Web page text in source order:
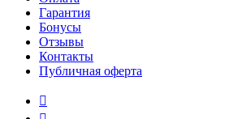
Гарантия
Бонусы
Отзывы
Контакты
Публичная оферта